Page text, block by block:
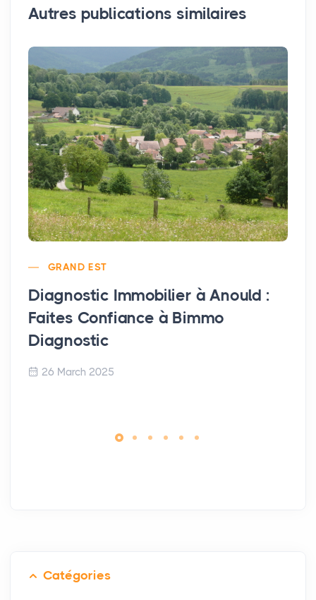
Autres publications similaires
GRAND EST
Diagnostic Immobilier à Anould :
Faites Confiance à Bimmo
Diagnostic
26 March 2025
Catégories